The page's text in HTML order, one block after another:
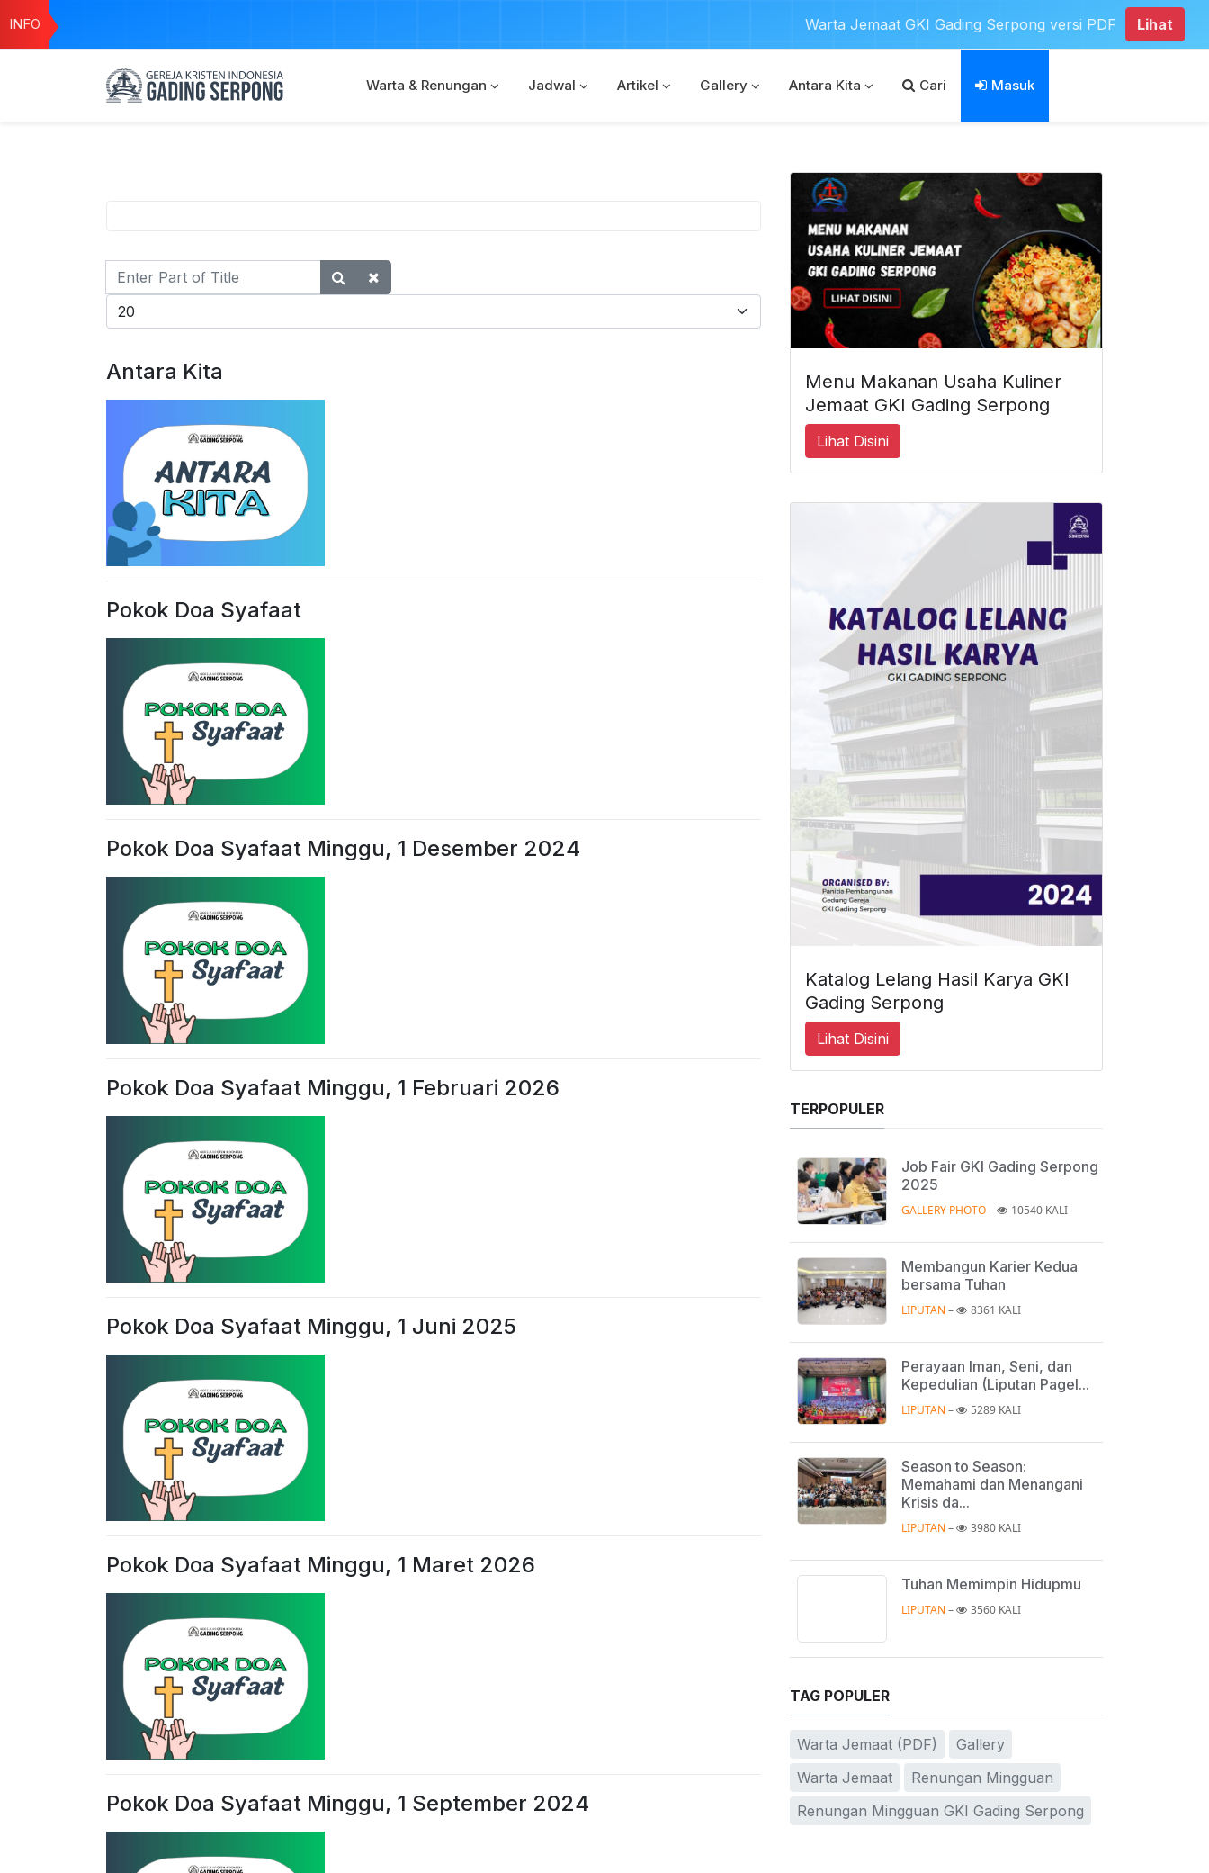
INFO Warta Jemaat GKI Gading Serpong versi PDF Lihat
Warta & Renungan Jadwal Artikel Gallery Antara Kita Cari Masuk
Enter
Part
of
Display #
Antara Kita
Pokok Doa Syafaat
Pokok Doa Syafaat Minggu, 1 Desember 2024
Pokok Doa Syafaat Minggu, 1 Februari 2026
Pokok Doa Syafaat Minggu, 1 Juni 2025
Pokok Doa Syafaat Minggu, 1 Maret 2026
Pokok Doa Syafaat Minggu, 1 September 2024
Menu Makanan Usaha Kuliner
Jemaat GKI Gading Serpong
Lihat Disini
Katalog Lelang Hasil Karya GKI
Gading Serpong
Lihat Disini
TERPOPULER
Job Fair GKI Gading Serpong
2025
GALLERY PHOTO – 10540 KALI
Membangun Karier Kedua
bersama Tuhan
LIPUTAN – 8361 KALI
Perayaan Iman, Seni, dan
Kepedulian (Liputan Pagel...
LIPUTAN – 5289 KALI
Season to Season:
Memahami dan Menangani
Krisis da...
LIPUTAN – 3980 KALI
Tuhan Memimpin Hidupmu
LIPUTAN – 3560 KALI
TAG POPULER
Warta Jemaat (PDF)
Gallery
Warta Jemaat
Renungan Mingguan
Renungan Mingguan GKI Gading Serpong